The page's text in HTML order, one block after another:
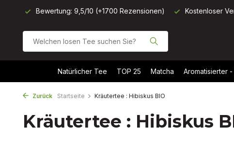
Kostenloser Versand ab 40 € Heute vor 11 Uhr bestellt,
Natürlicher Tee TOP 25 Matcha Aromatisierter
Zurück Startseite Kräutertee : Hibiskus BIO
Kräutertee : Hibiskus